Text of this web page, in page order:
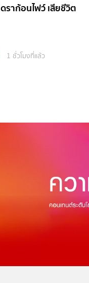
ราก้อนไฟว์ เสียชีวิต
1 ชั่วโมงที่แล้ว